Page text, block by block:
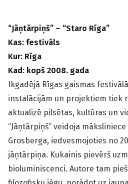
“Jāņtārpiņš” – “Staro Rīga”
Kas: festivāls
Kur: Rīga
Kad: kopš 2008. gada
Ikgadējā Rīgas gaismas
instalācijām un projektiem tiek
aktualizē pilsētas, kultūras un
“Jāņtārpiņš” veidoja
Grosberga, iedvesmojoties no
jāņtārpiņa. Kukainis pievērš
bioluminiscenci. Autore tam